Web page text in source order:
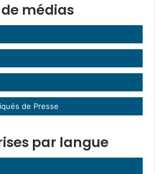
médias
de Presse
par langue